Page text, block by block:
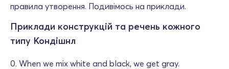
правила утворення. Подивімось на приклади.
Приклади конструкцій та речень кожного
типу Кондішнл
0. When we mix white and black, we get gray.